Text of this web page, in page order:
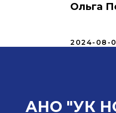
Ольга
2024-08-
АНО "УК